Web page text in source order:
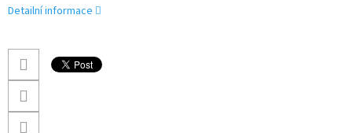
Detailní informace